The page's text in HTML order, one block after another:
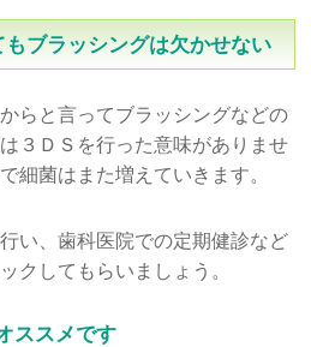
もブラッシングは欠かせない
らと言ってブラッシングなどの
３ＤＳを行った意味がありませ
細菌はまた増えていきます。
い、歯科医院での定期健診など
クしてもらいましょう。
ススメです